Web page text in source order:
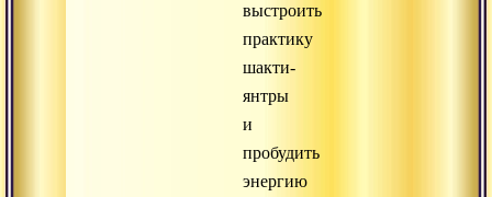
выстроить
практику
шакти-
янтры
и
пробудить
энергию